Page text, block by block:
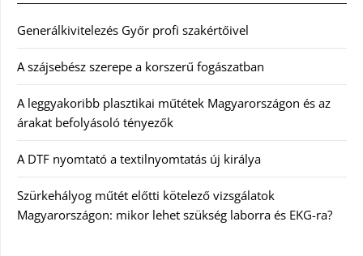
Generálkivitelezés Győr profi szakértőivel
A szájsebész szerepe a korszerű fogászatban
A leggyakoribb plasztikai műtétek Magyarországon és az
árakat befolyásoló tényezők
A DTF nyomtató a textilnyomtatás új királya
Szürkehályog műtét előtti kötelező vizsgálatok
Magyarországon: mikor lehet szükség laborra és EKG-ra?